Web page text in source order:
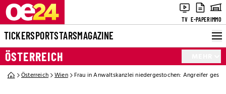
TV E-PAPERIMMO
TICKERSPORTSTARSMAGAZINE
ÖSTERREICH
Österreich Wien Frau in Anwaltskanzlei niedergestochen: Angreifer